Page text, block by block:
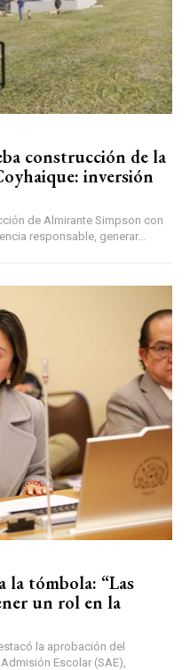
construcción de la
inversión
de Almirante Simpson con
responsable, generar...
la tómbola: “Las
un rol en la
la aprobación del
Escolar (SAE),